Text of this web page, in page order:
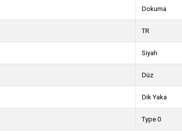
Dokuma
TR
Siyah
Düz
Dik Yaka
Type 0